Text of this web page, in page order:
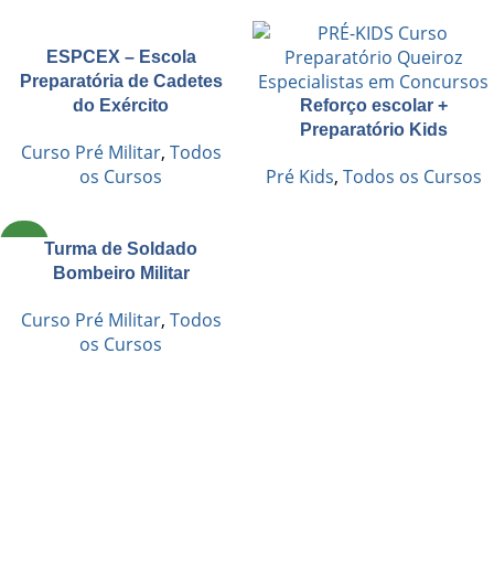
ESPCEX – Escola
Preparatória de Cadetes
do Exército
Curso Pré Militar, Todos
os Cursos
Reforço escolar +
Preparatório Kids
Pré Kids, Todos os Cursos
Turma de Soldado
Bombeiro Militar
Curso Pré Militar, Todos
os Cursos